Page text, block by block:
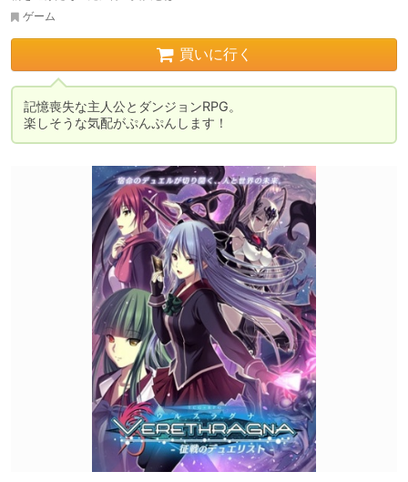
ゲーム
買いに行く
記憶喪失な主人公とダンジョンRPG。
楽しそうな気配がぷんぷんします！